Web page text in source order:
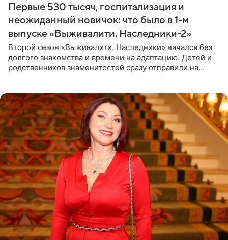
Первые 530 тысяч, госпитализация и
неожиданный новичок: что было в 1-м
выпуске «Выживалити. Наследники-2»
Второй сезон «Выживалити. Наследники» начался без
долгого знакомства и времени на адаптацию. Детей и
родственников знаменитостей сразу отправили на